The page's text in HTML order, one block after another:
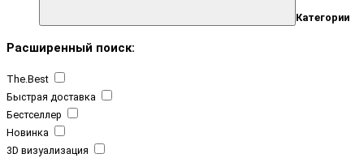
Категории
Расширенный поиск:
The.Best
Быстрая доставка
Бестселлер
Новинка
3D визуализация